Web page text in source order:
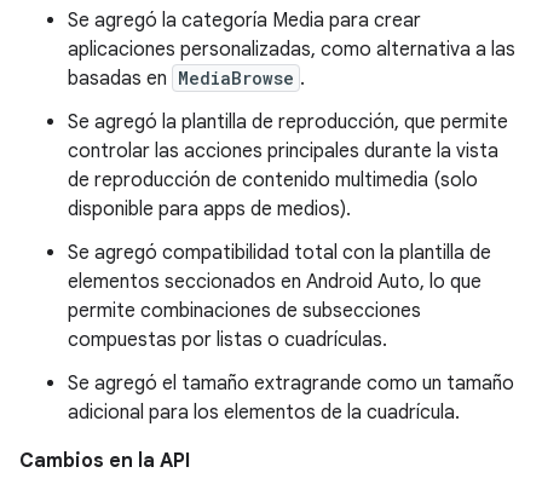
Se agregó la categoría Media para crear
aplicaciones personalizadas, como alternativa a las
basadas en MediaBrowse .
Se agregó la plantilla de reproducción, que permite
controlar las acciones principales durante la vista
de reproducción de contenido multimedia (solo
disponible para apps de medios).
Se agregó compatibilidad total con la plantilla de
elementos seccionados en Android Auto, lo que
permite combinaciones de subsecciones
compuestas por listas o cuadrículas.
Se agregó el tamaño extragrande como un tamaño
adicional para los elementos de la cuadrícula.
Cambios en la API